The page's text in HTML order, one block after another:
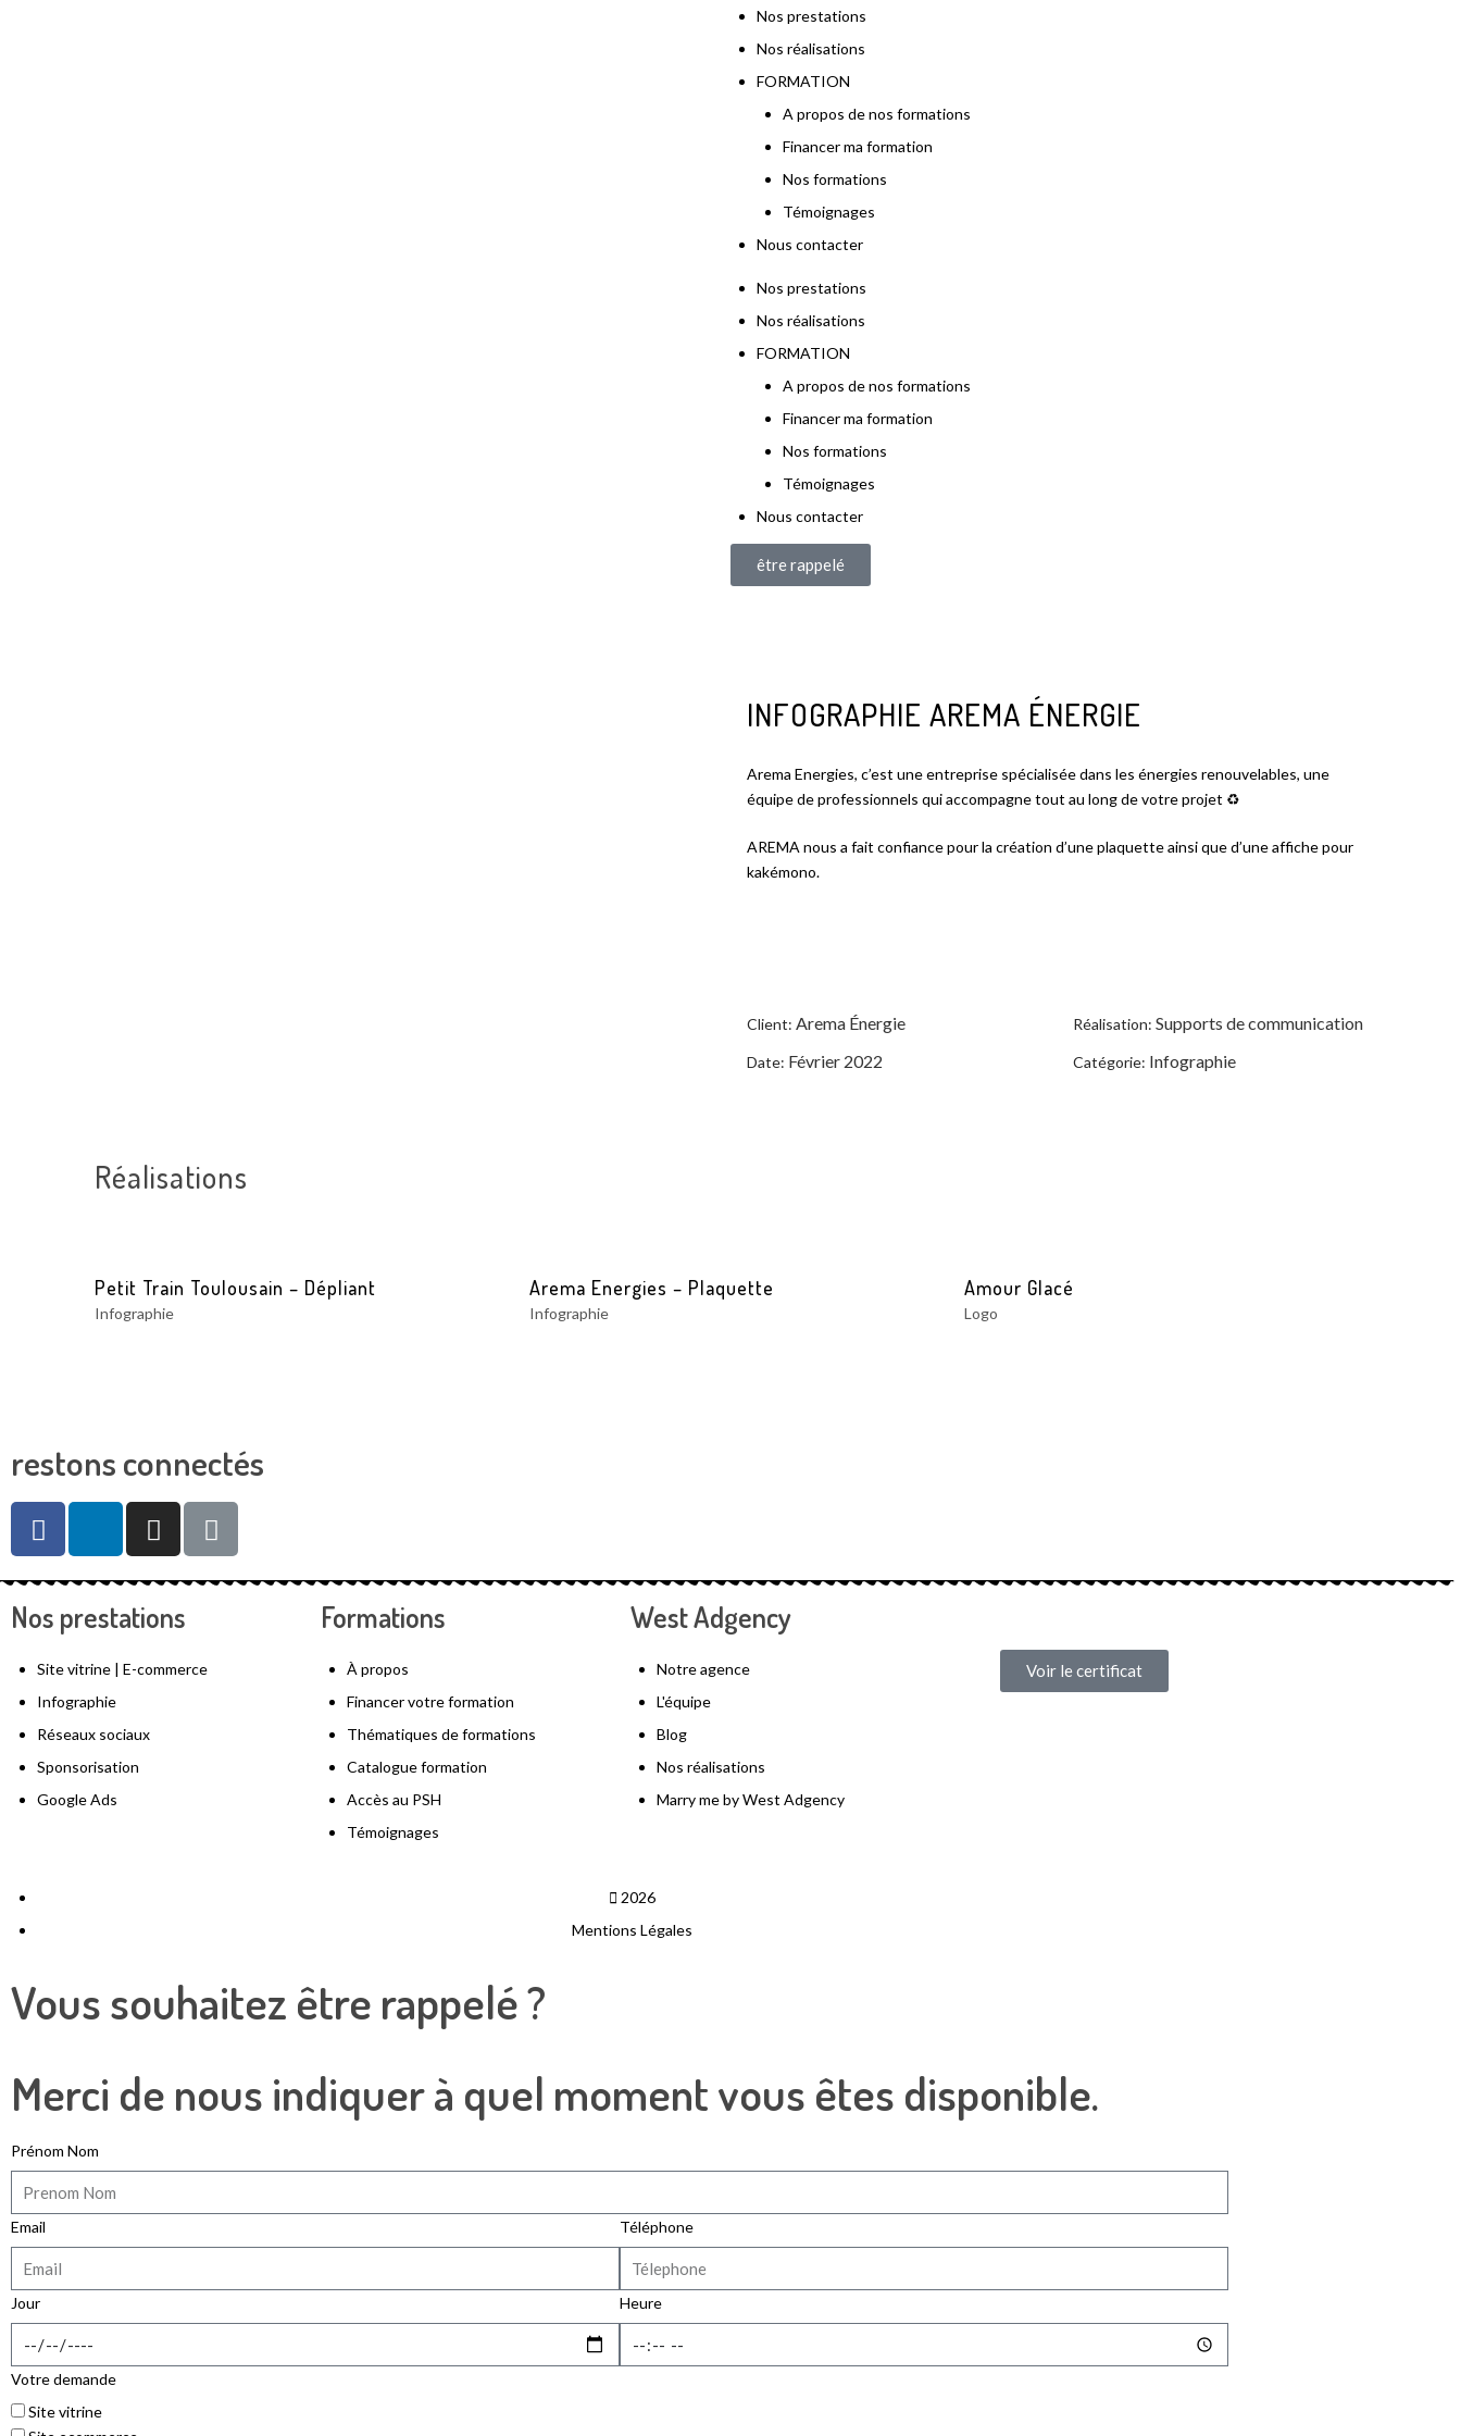
Nos prestations
Nos réalisations
FORMATION
A propos de nos formations
Financer ma formation
Nos formations
Témoignages
Nous contacter
Nos prestations
Nos réalisations
FORMATION
A propos de nos formations
Financer ma formation
Nos formations
Témoignages
Nous contacter
être rappelé
INFOGRAPHIE AREMA ÉNERGIE
Arema Energies, c’est une entreprise spécialisée dans les énergies renouvelables, une
équipe de professionnels qui accompagne tout au long de votre projet ♻️
AREMA nous a fait confiance pour la création d’une plaquette ainsi que d’une affiche pour
kakémono.
Client: Arema Énergie
Date: Février 2022
Réalisation: Supports de communication
Catégorie: Infographie
Réalisations
Petit Train Toulousain – Dépliant
Infographie
Arema Energies – Plaquette
Infographie
Amour Glacé
Logo
restons connectés
Nos prestations
Site vitrine | E-commerce
Infographie
Réseaux sociaux
Sponsorisation
Google Ads
Formations
À propos
Financer votre formation
Thématiques de formations
Catalogue formation
Accès au PSH
Témoignages
West Adgency
Notre agence
L'équipe
Blog
Nos réalisations
Marry me by West Adgency
Voir le certificat
2026
Mentions Légales
Vous souhaitez être rappelé ?
Merci de nous indiquer à quel moment vous êtes disponible.
Prénom Nom
Email Téléphone
Jour Heure
Votre demande
Site vitrine